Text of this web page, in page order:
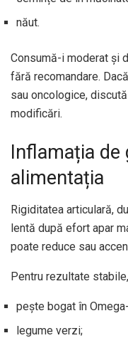
năut.
Consumă-i moderat și
fără recomandare.
sau oncologice,
modificări.
Inflamația de
alimentația
Rigiditatea articulară,
lentă după efort apar
poate reduce sau
Pentru rezultate
pește bogat în
legume verzi;